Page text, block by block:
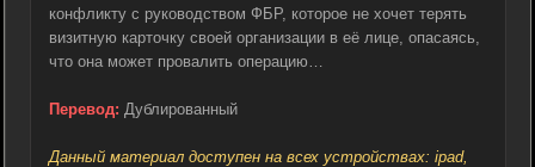
конфликту с руководством ФБР, которое не хочет терять
визитную карточку своей организации в её лице, опасаясь,
что она может провалить операцию…
Перевод: Дублированный
Данный материал доступен на всех устройствах: ipad,